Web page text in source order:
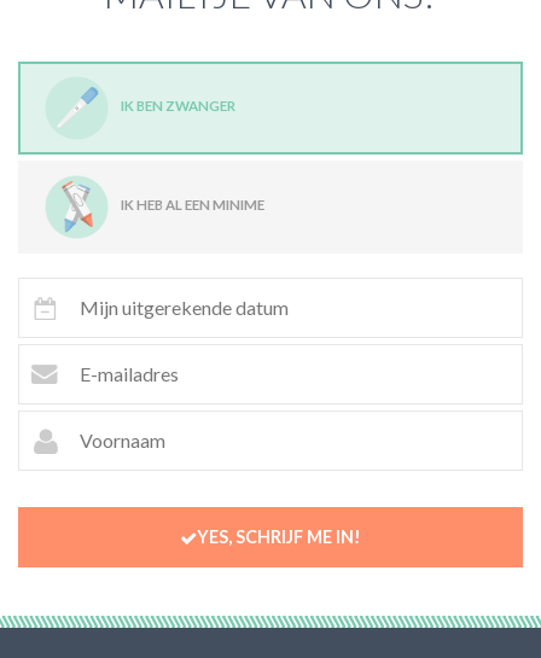
IK BEN ZWANGER
IK HEB AL EEN MINIME
YES, SCHRIJF ME IN!